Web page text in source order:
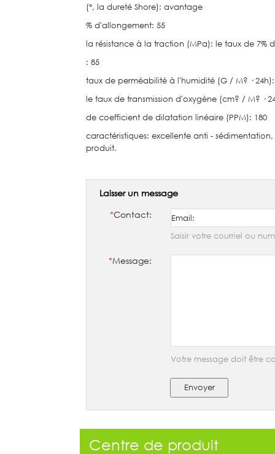
(°, la dureté Shore): avantage
% d'allongement: 55
la résistance à la traction (MPa): le taux de 7%
: 85
taux de perméabilité à l'humidité (G / M? · 24h):
le taux de transmission d'oxygène (cm? / M? ·
de coefficient de dilatation linéaire (PPM): 180
caractéristiques: excellente anti -
produit.
Laisser un message
*Contact:
Saisir votre courriel ou
*Message:
Votre message doit être
Envoyer
Centre de produit